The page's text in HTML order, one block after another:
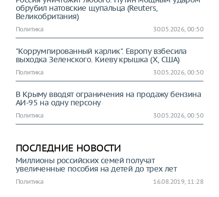
обрубил натовские щупальца (Reuters,
Великобритания)
Политика 30.05.2026, 00:50
"Коррумпированный карлик". Европу взбесила
выходка Зеленского. Киеву крышка (X, США)
Политика 30.05.2026, 00:50
В Крыму вводят ограничения на продажу бензина
АИ-95 на одну персону
Политика 30.05.2026, 00:50
ПОСЛЕДНИЕ НОВОСТИ
Миллионы российских семей получат
увеличенные пособия на детей до трех лет
Политика 16.08.2019, 11:28